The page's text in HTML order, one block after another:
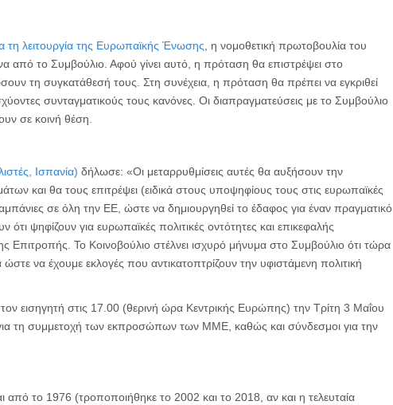
τη λειτουργία της Ευρωπαϊκής Ένωσης , η νομοθετική πρωτοβουλία του
από το Συμβούλιο. Αφού γίνει αυτό, η πρόταση θα επιστρέψει στο
τη συγκατάθεσή τους. Στη συνέχεια, η πρόταση θα πρέπει να εγκριθεί
συνταγματικούς τους κανόνες. Οι διαπραγματεύσεις με το Συμβούλιο
σε κοινή θέση.
Ισπανία) δήλωσε: «Οι μεταρρυθμίσεις αυτές θα αυξήσουν την
και θα τους επιτρέψει (ειδικά στους υποψηφίους τους στις ευρωπαϊκές
σε όλη την ΕΕ, ώστε να δημιουργηθεί το έδαφος για έναν πραγματικό
ψηφίζουν για ευρωπαϊκές πολιτικές οντότητες και επικεφαλής
Επιτροπής. Το Κοινοβούλιο στέλνει ισχυρό μήνυμα στο Συμβούλιο ότι τώρα
να έχουμε εκλογές που αντικατοπτρίζουν την υφιστάμενη πολιτική
εισηγητή στις 17.00 (θερινή ώρα Κεντρικής Ευρώπης) την Τρίτη 3 Μαΐου
τη συμμετοχή των εκπροσώπων των ΜΜΕ, καθώς και σύνδεσμοι για την
από το 1976 (τροποποιήθηκε το 2002 και το 2018, αν και η τελευταία